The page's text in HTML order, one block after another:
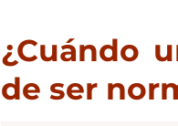
¿Cuándo
de ser